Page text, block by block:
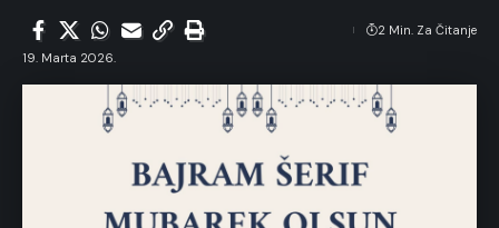
19. Marta 2026.
2 Min. Za Čitanje